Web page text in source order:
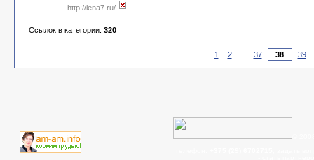
http://lena7.ru/
Ссылок в категории: 320
1 2 37 39